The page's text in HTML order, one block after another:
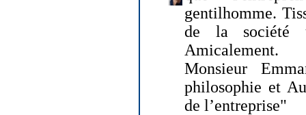
gentilhomme.
de la société
Amicalement.
Monsieur
philosophie et
de l’entreprise"